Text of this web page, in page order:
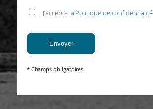
J’accepte la Politique de confidentialité
* Champs obligatoires